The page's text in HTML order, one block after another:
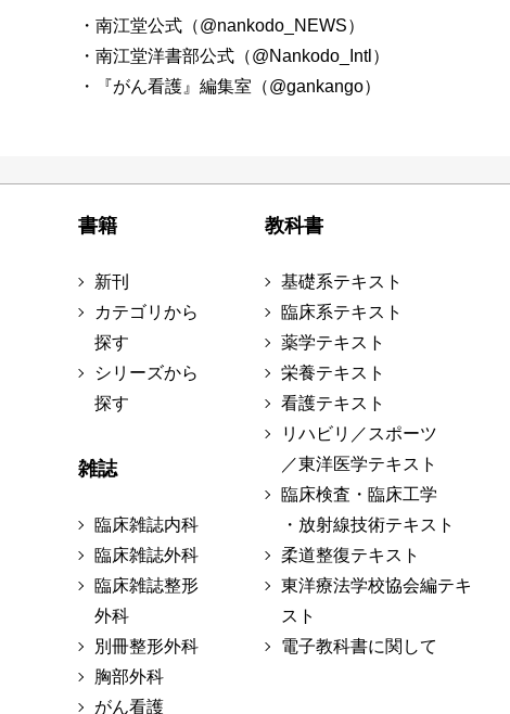
・南江堂公式（@nankodo_NEWS）
・南江堂洋書部公式（@Nankodo_Intl）
・『がん看護』編集室（@gankango）
書籍
新刊
カテゴリから
探す
シリーズから
探す
雑誌
臨床雑誌内科
臨床雑誌外科
臨床雑誌整形
外科
別冊整形外科
胸部外科
がん看護
教科書
基礎系テキスト
臨床系テキスト
薬学テキスト
栄養テキスト
看護テキスト
リハビリ／スポーツ
／東洋医学テキスト
臨床検査・臨床工学
・放射線技術テキスト
柔道整復テキスト
東洋療法学校協会編テキ
スト
電子教科書に関して